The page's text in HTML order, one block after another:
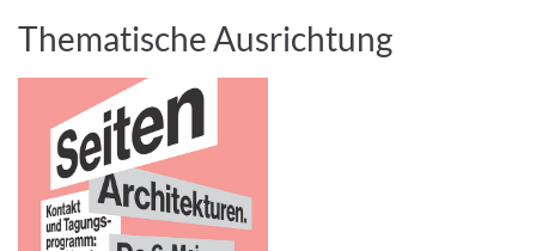
Thematische Ausrichtung